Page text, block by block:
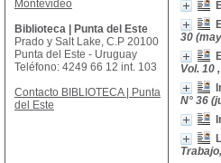
30
Vol. 10
N° 36
Montevideo
Biblioteca | Punta del Este
Prado y Salt Lake, C.P 20100
Punta del Este - Uruguay
Teléfono: 4249 66 12 int. 103
Contacto BIBLIOTECA | Punta
del Este